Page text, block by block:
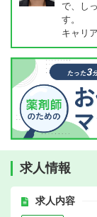
で、し
す。
キャリ
求人情報
求人内容